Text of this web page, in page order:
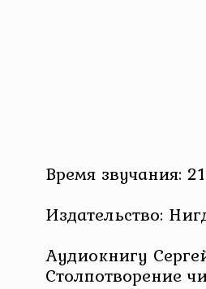
Время звучания:
Издательство:
Аудиокнигу
Столпотворение